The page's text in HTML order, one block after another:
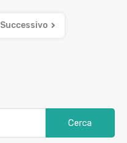
Successivo